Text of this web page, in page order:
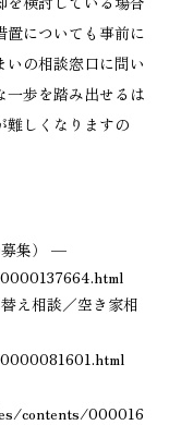
置についても事前に
の相談窓口に問い
一歩を踏み出せるは
難しくなりますの
募集） —
え相談／空き家相
contents/000016